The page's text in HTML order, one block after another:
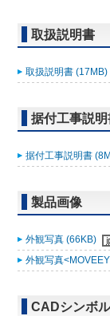
取扱説明書
取扱説明書 (17MB)
据付工事説明
据付工事説明書
製品画像
外観写真 (66KB)
外観写真
CADシンボル